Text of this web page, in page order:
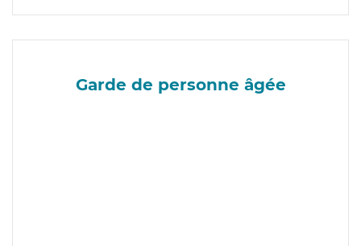
Garde de personne âgée